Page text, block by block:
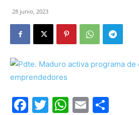
28 junio, 2023
Facebook
Twitter
WhatsApp
Email